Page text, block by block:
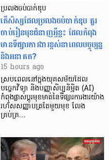
ប្រលងចប់បាក់ឌុប
តើសិស្សដែលប្រលងចប់បាក់ឌុប គួរ
ចាប់រៀនមុខជំនាញអ្វីខ្លះ ដែលកំពុង
មានទីផ្សារការងារខ្ពស់នាពេលបច្ចុប្បន្ន
និងអនាគត?
15 hours ago
ស្របពេលនៅក្នុងយុគសម័យដែល
បច្ចេកវិទ្យា និងបញ្ញាសិប្បនិម្មិត (AI)
កំពុងផ្លាស់ប្តូរមុខមាត់នៃទីផ្សារការងារយ៉ាង
រហ័សសញ្ញាបត្រតែមួយមុខ លែង
គ្រប់គ្រ…